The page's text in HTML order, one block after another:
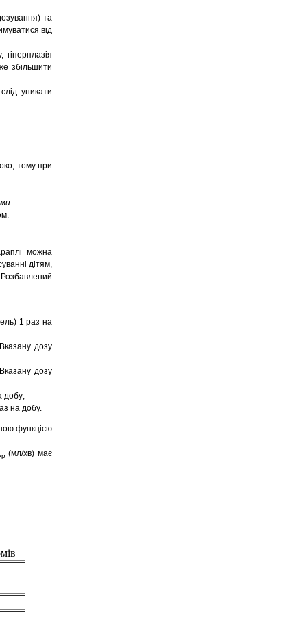
та
від
збільшити
уникати
тому при
можна
дітям,
Розбавлений
1 раз на
дозу
дозу
добу;
на добу.
функцією
(мл/хв) має